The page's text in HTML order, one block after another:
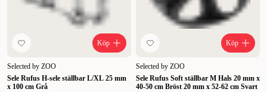
Köp
Selected by ZOO
Sele Rufus H-sele ställbar L/XL 25 mm
x 100 cm Grå
Köp
Selected by ZOO
Sele Rufus Soft ställbar M Hals 20 mm x
40-50 cm Bröst 20 mm x 52-62 cm Svart